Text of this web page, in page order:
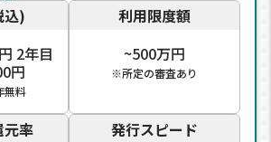
込)
2年目
円
無料
利用限度額
~500万円
※所定の審査あり
元率
発行スピード